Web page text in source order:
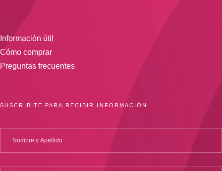
Información útil
Cómo comprar
Preguntas frecuentes
SUSCRIBITE PARA RECIBIR INFORMACIÓN